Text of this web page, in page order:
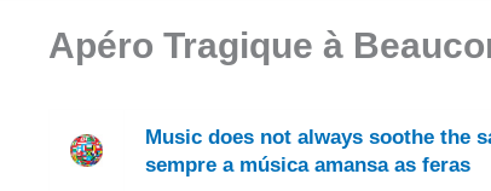
Apéro Tragique à
Music does not always soothe the
sempre a música amansa as feras